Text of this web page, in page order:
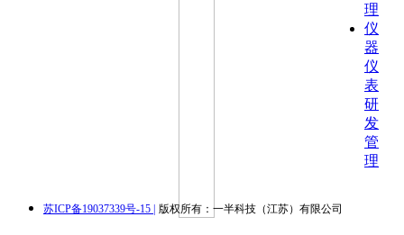
理
仪
器
仪
表
研
发
管
理
苏ICP备19037339号-15 | 版权所有：一半科技（江苏）有限公司